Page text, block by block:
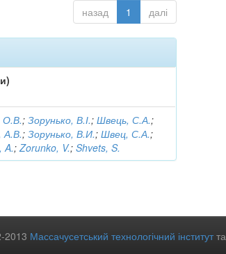
назад 1 далі
О.В.;Зорунько, В.І.;Швець, С.А.;
А.В.;Зорунько, В.И.;Швец, С.А.;
A.;Zorunko, V.;Shvets, S.
2013 Массачусетський технологічний інститутта